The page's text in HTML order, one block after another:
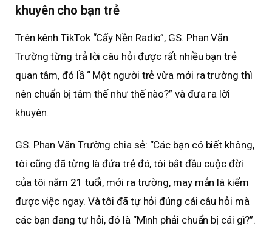
khuyên cho bạn trẻ
Trên kênh TikTok “Cấy Nền Radio”, GS. Phan Văn
Trường từng trả lời câu hỏi được rất nhiều bạn trẻ
quan tâm, đó lầ “ Một người trẻ vừa mới ra trường thì
nên chuẩn bị tâm thế như thế nào?” và đưa ra lời
khuyên.
GS. Phan Văn Trường chia sẻ: “Các bạn có biết không,
tôi cũng đã từng là đứa trẻ đó, tôi bắt đầu cuộc đời
của tôi năm 21 tuổi, mới ra trường, may mắn là kiếm
được việc ngay. Và tôi đã tự hỏi đúng cái câu hỏi mà
các bạn đang tự hỏi, đó là “Mình phải chuẩn bị cái gì?”.